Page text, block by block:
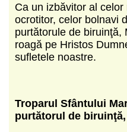
Ca un izbăvitor al
ocrotitor, celor bolnavi
purtătorule de biruinţă,
roagă pe Hristos
sufletele noastre.
Troparul Sfântului
purtătorul de biruinţă